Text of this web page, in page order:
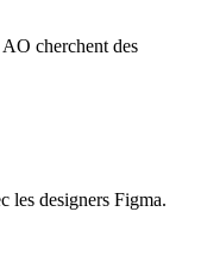
cherchent des
les designers Figma.